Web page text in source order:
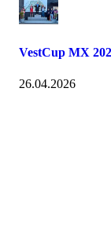
VestCup MX
26.04.2026